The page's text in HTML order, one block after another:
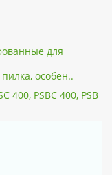
для
особен..
400, PSBC 400, PSB